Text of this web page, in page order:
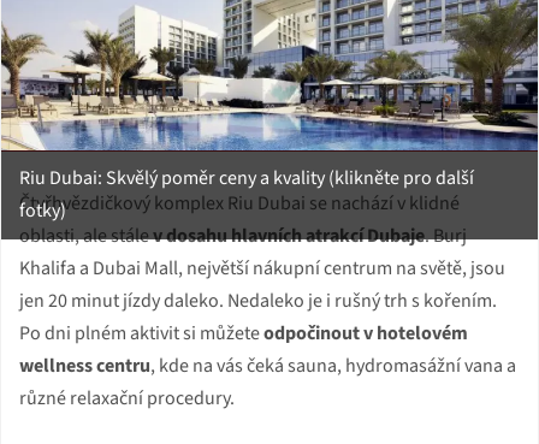
Riu Dubai: Skvělý poměr ceny a kvality (klikněte pro další
fotky)
Čtyřhvězdičkový komplex Riu Dubai se nachází v klidné
oblasti, ale stálev dosahu hlavních atrakcí Dubaje. Burj
Khalifa a Dubai Mall, největší nákupní centrum na světě, jsou
jen 20 minut jízdy daleko. Nedaleko je i rušný trh s kořením.
Po dni plném aktivit si můžeteodpočinout v hotelovém
wellness centru, kde na vás čeká sauna, hydromasážní vana a
různé relaxační procedury.